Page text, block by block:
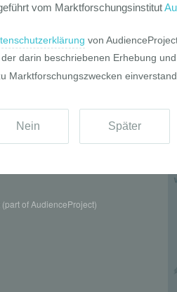
of AudienceProject)